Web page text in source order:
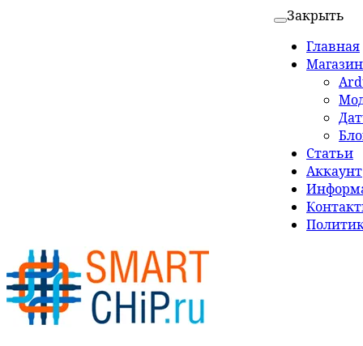
Закрыть
Главная
Магазин
Статьи
Аккаунт